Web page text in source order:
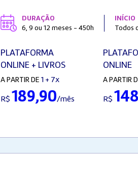
DURAÇÃO
6, 9 ou 12 meses - 450h
INÍCIO
Todos
PLATAFORMA
ONLINE + LIVROS
A PARTIR DE 1 + 7x
R$ 189,90/mês
ONLINE
A PARTIR
R$